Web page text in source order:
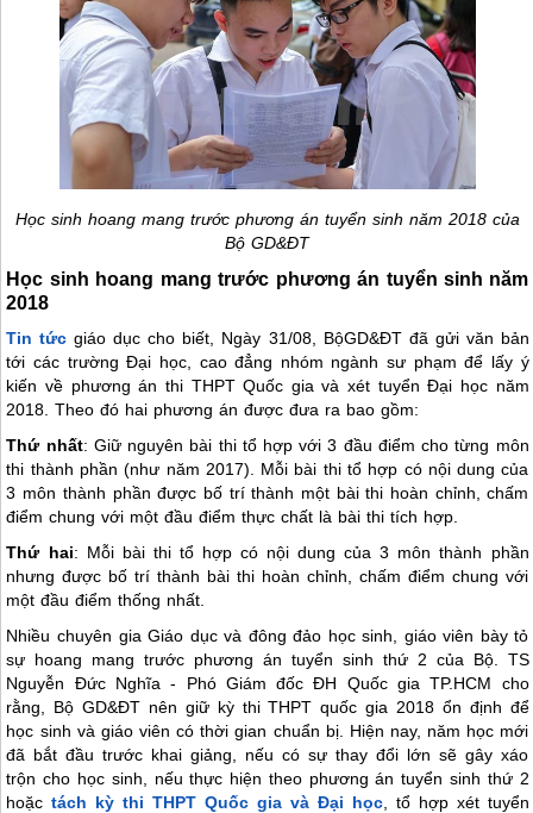
Học sinh hoang mang trước phương án tuyển sinh năm 2018 của
Bộ GD&ĐT
Học sinh hoang mang trước phương án tuyển sinh năm
2018
Tin tức giáo dục cho biết, Ngày 31/08, BộGD&ĐT đã gửi văn bản
tới các trường Đại học, cao đẳng nhóm ngành sư phạm để lấy ý
kiến về phương án thi THPT Quốc gia và xét tuyển Đại học năm
2018. Theo đó hai phương án được đưa ra bao gồm:
Thứ nhất: Giữ nguyên bài thi tổ hợp với 3 đầu điểm cho từng môn
thi thành phần (như năm 2017). Mỗi bài thi tổ hợp có nội dung của
3 môn thành phần được bố trí thành một bài thi hoàn chỉnh, chấm
điểm chung với một đầu điểm thực chất là bài thi tích hợp.
Thứ hai: Mỗi bài thi tổ hợp có nội dung của 3 môn thành phần
nhưng được bố trí thành bài thi hoàn chỉnh, chấm điểm chung với
một đầu điểm thống nhất.
Nhiều chuyên gia Giáo dục và đông đảo học sinh, giáo viên bày tỏ
sự hoang mang trước phương án tuyển sinh thứ 2 của Bộ. TS
Nguyễn Đức Nghĩa - Phó Giám đốc ĐH Quốc gia TP.HCM cho
rằng, Bộ GD&ĐT nên giữ kỳ thi THPT quốc gia 2018 ổn định để
học sinh và giáo viên có thời gian chuẩn bị. Hiện nay, năm học mới
đã bắt đầu trước khai giảng, nếu có sự thay đổi lớn sẽ gây xáo
trộn cho học sinh, nếu thực hiện theo phương án tuyển sinh thứ 2
hoặctách kỳ thi THPT Quốc gia và Đại học, tổ hợp xét tuyển